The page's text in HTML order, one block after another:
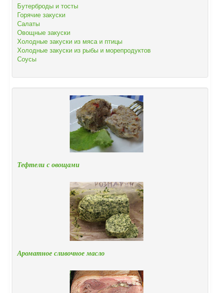
Бутерброды и тосты
Горячие закуски
Салаты
Овощные закуски
Холодные закуски из мяса и птицы
Холодные закуски из рыбы и морепродуктов
Соусы
Тефтели с овощами
Ароматное сливочное масло